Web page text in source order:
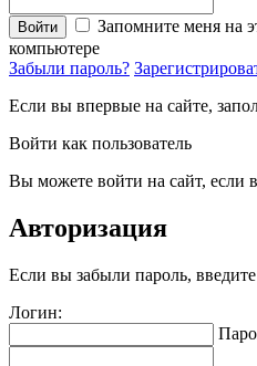
Войти
Запомните меня на
компьютере
Забыли пароль?
Если вы впервые на сайте,
Войти как пользователь
Вы можете войти на сайт, если
Авторизация
Если вы забыли пароль,
Логин: